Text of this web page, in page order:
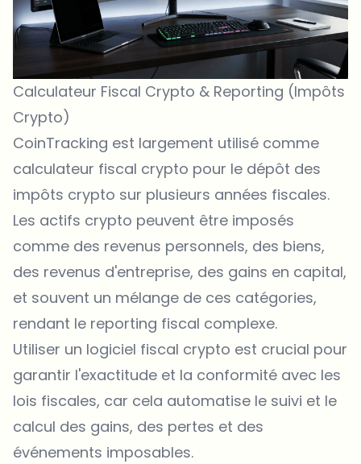
Calculateur Fiscal Crypto & Reporting (Impôts
Crypto)
CoinTracking est largement utilisé comme
calculateur fiscal crypto pour le dépôt des
impôts crypto sur plusieurs années fiscales.
Les actifs crypto peuvent être imposés
comme des revenus personnels, des biens,
des revenus d'entreprise, des gains en capital,
et souvent un mélange de ces catégories,
rendant le reporting fiscal complexe.
Utiliser un logiciel fiscal crypto est crucial pour
garantir l'exactitude et la conformité avec les
lois fiscales, car cela automatise le suivi et le
calcul des gains, des pertes et des
événements imposables.